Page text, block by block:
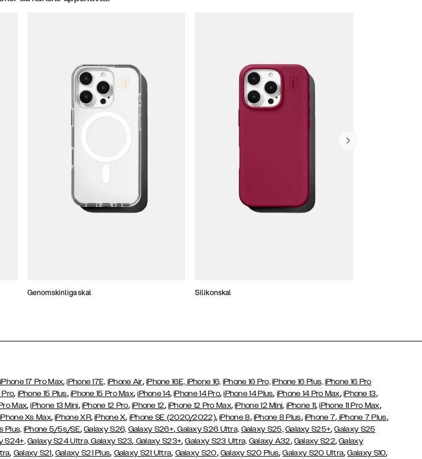
Genomskinliga skal Silikonskal
iPhone 17 Pro Max,iPhone 17E, iPhone Air, iPhone 16E, iPhone 16, iPhone 16 Pro, iPhone 16 Plus, iPhone 16 Pro
Pro, iPhone 15 Plus, iPhone 15 Pro Max,iPhone 14,iPhone 14 Pro,iPhone 14 Plus, iPhone 14 Pro Max, iPhone 13,
Max,iPhone 13 Mini, iPhone 12 Pro, iPhone 12, iPhone 12 Pro Max,iPhone 12 Mini, iPhone 11,iPhone 11 Pro Max,
iPhone Xs Max,iPhone XR,iPhone X, iPhone SE (2020/2022),iPhone 8, iPhone 8 Plus, iPhone 7, iPhone 7 Plus,
Plus, iPhone 5/5s/SE,Galaxy S26, Galaxy S26+,Galaxy S26 Ultra, Galaxy S25, Galaxy S25+,Galaxy S25
S24+, Galaxy S24 Ultra, Galaxy S23, Galaxy S23+,Galaxy S23 Ultra, Galaxy A32, Galaxy S22,Galaxy
, Galaxy S21, Galaxy S21 Plus, Galaxy S21 Ultra, Galaxy S20, Galaxy S20 Plus,Galaxy S20 Ultra,Galaxy S10,